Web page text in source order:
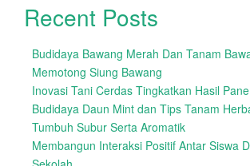
Recent Posts
Budidaya Bawang Merah Dan Tanam
Memotong Siung Bawang
Inovasi Tani Cerdas Tingkatkan Hasil
Budidaya Daun Mint dan Tips Tanam
Tumbuh Subur Serta Aromatik
Membangun Interaksi Positif Antar Siswa